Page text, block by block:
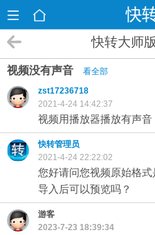
快转大师
视频没有声音
看全部
zst17236718
2021-4-24 14:42:37
视频用播放器播放有声
快转管理员
2021-4-24 22:22:02
您好请问您视频原始格式
导入后可以预览吗？
游客
2023-7-23 18:39:34